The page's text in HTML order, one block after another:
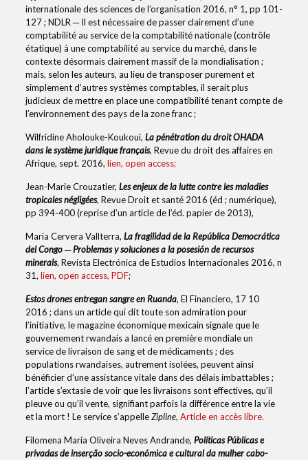
internationale des sciences de l’organisation 2016, n° 1, pp 101-
127 ; NDLR ─ Il est nécessaire de passer clairement d’une
comptabilité au service de la comptabilité nationale (contrôle
étatique) à une comptabilité au service du marché, dans le
contexte désormais clairement massif de la mondialisation ;
mais, selon les auteurs, au lieu de transposer purement et
simplement d’autres systèmes comptables, il serait plus
judicieux de mettre en place une compatibilité tenant compte de
l’environnement des pays de la zone franc ;
Wilfridine Aholouke-Koukoui, La pénétration du droit OHADA
dans le système juridique français, Revue du droit des affaires en
Afrique, sept. 2016, lien, open access;
Jean-Marie Crouzatier, Les enjeux de la lutte contre les maladies
tropicales négligées, Revue Droit et santé 2016 (éd ; numérique),
pp 394-400 (reprise d’un article de l’éd. papier de 2013),
Maria Cervera Vallterra, La fragilidad de la República Democrática
del Congo ─ Problemas y soluciones a la posesión de recursos
minerals, Revista Electrónica de Estudios Internacionales 2016, n
31, lien, open access, PDF;
Estos drones entregan sangre en Ruanda, El Financiero, 17 10
2016 ; dans un article qui dit toute son admiration pour
l’initiative, le magazine économique mexicain signale que le
gouvernement rwandais a lancé en première mondiale un
service de livraison de sang et de médicaments ; des
populations rwandaises, autrement isolées, peuvent ainsi
bénéficier d’une assistance vitale dans des délais imbattables ;
l’article s’extasie de voir que les livraisons sont effectives, qu’il
pleuve ou qu’il vente, signifiant parfois la différence entre la vie
et la mort ! Le service s’appelleZipline, Article en accès libre.
Filomena María Oliveira Neves Andrande, Políticas Públicas e
privadas de inserção socio-económica e cultural da mulher cabo-